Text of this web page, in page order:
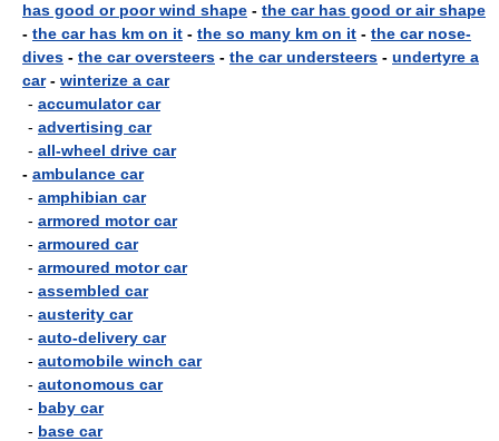
has good or poor wind shape - the car has good or air shape
- the car has km on it - the so many km on it - the car nose-
dives - the car oversteers - the car understeers - undertyre a
car- winterize a car
- accumulator car
- advertising car
- all-wheel drive car
- ambulance car
- amphibian car
- armored motor car
- armoured car
- armoured motor car
- assembled car
- austerity car
- auto-delivery car
- automobile winch car
- autonomous car
- baby car
- base car